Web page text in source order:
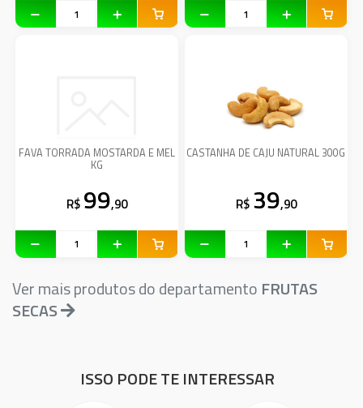
FAVA TORRADA MOSTARDA E MEL
KG
R$ 99,90
CASTANHA DE CAJU NATURAL 300G
R$ 39,90
Ver mais produtos do departamento FRUTAS
SECAS
ISSO PODE TE INTERESSAR